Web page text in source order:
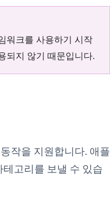
워크를 사용하기 시작
되지 않기 때문입니다.
작을 지원합니다. 애플
고리를 보낼 수 있습